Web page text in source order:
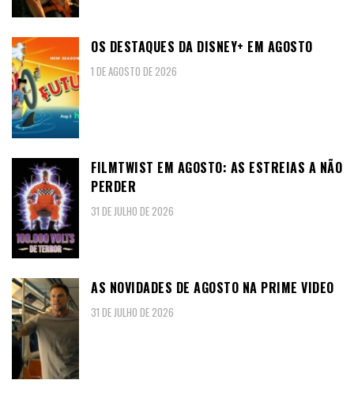
OS DESTAQUES DA DISNEY+ EM AGOSTO
1 DE AGOSTO DE 2026
FILMTWIST EM AGOSTO: AS ESTREIAS A NÃO
PERDER
31 DE JULHO DE 2026
AS NOVIDADES DE AGOSTO NA PRIME VIDEO
31 DE JULHO DE 2026